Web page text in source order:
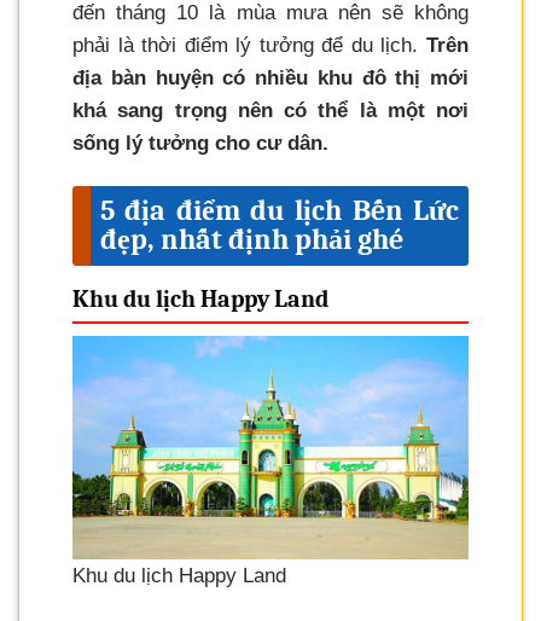
đến tháng 10 là mùa mưa nên sẽ không
phải là thời điểm lý tưởng để du lịch. Trên
địa bàn huyện có nhiều khu đô thị mới
khá sang trọng nên có thể là một nơi
sống lý tưởng cho cư dân.
5 địa điểm du lịch Bến Lức
đẹp, nhất định phải ghé
Khu du lịch Happy Land
Khu du lịch Happy Land